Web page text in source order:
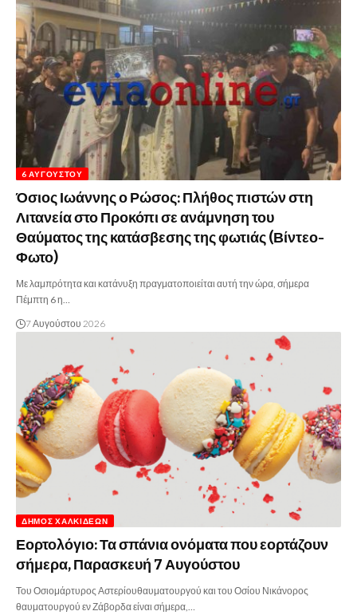
6 ΑΥΓΟΎΣΤΟΥ
Όσιος Ιωάννης ο Ρώσος: Πλήθος πιστών στη
Λιτανεία στο Προκόπι σε ανάμνηση του
Θαύματος της κατάσβεσης της φωτιάς (Βίντεο-
Φωτο)
Με λαμπρότητα και κατάνυξη πραγματοποιείται αυτή την ώρα, σήμερα
Πέμπτη 6 η…
7 Αυγούστου 2026
ΔΉΜΟΣ ΧΑΛΚΙΔΈΩΝ
Εορτολόγιο: Τα σπάνια ονόματα που εορτάζουν
σήμερα, Παρασκευή 7 Αυγούστου
Του Οσιομάρτυρος Αστερίουθαυματουργού και του Οσίου Νικάνορος
θαυματουργού εν Ζάβορδα είναι σήμερα,…